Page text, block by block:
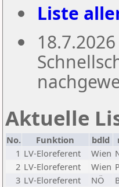
Liste
Aktuelle
No. Funktion bdld
1 LV-Eloreferent Wien
2 LV-Eloreferent Wien
3 LV-Eloreferent NÖ